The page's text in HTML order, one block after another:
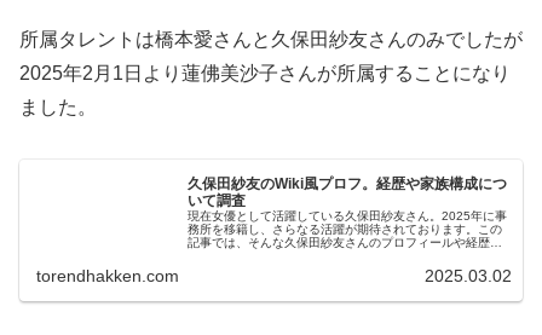
所属タレントは橋本愛さんと久保田紗友さんのみでしたが
2025年2月1日より蓮佛美沙子さんが所属することになり
ました。
久保田紗友のWiki風プロフ。経歴や家族構成につ
いて調査
現在女優として活躍している久保田紗友さん。2025年に事
務所を移籍し、さらなる活躍が期待されております。この
記事では、そんな久保田紗友さんのプロフィールや経歴に
torendhakken.com 2025.03.02